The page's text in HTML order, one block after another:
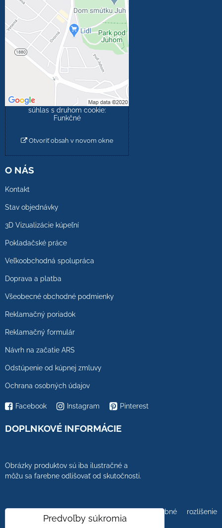
Externý obsah je
blokovaný Voľbami
súkromia
Prajete si načítať externý
obsah?
Povoliť tentokrát
Povoliť a zapamätať -
súhlas s druhom cookie:
Funkčné
Otvoriť obsah v novom okne
O NÁS
Kontakt
Stav objednávky
3D Vizualizácie kúpeľní
Pokladačské práce
Veľkoobchodná spolupráca
Doprava a platba
Všeobecné obchodné podmienky
Reklamačný poriadok
Reklamačný formulár
Návrh na začatie ARS
Odstúpenie od kúpnej zmluvy
Ochrana osobných údajov
Facebook Instagram Pinterest
DOPLNKOVÉ INFORMÁCIE
Obrázky produktov sú iba ilustračné a
môžu sa farebne odlišovať od skutočnosti.
Farebnosť obrázkov tiež ovplyvňuje farebné rozlíšenie
zobrazovacej jednotky.Predvoľby súkromia